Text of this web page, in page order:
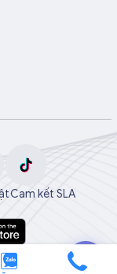
Cam kết SLA
💬